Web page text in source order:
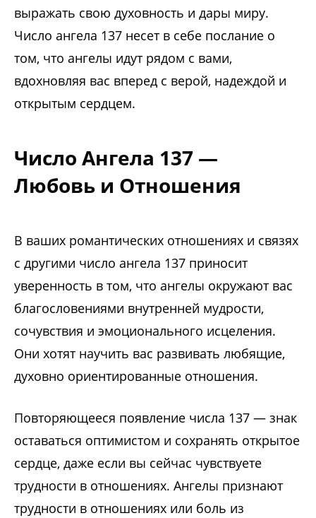
выражать свою духовность и дары миру.
Число ангела 137 несет в себе послание о
том, что ангелы идут рядом с вами,
вдохновляя вас вперед с верой, надеждой и
открытым сердцем.
Число Ангела 137 —
Любовь и Отношения
В ваших романтических отношениях и связях
с другими число ангела 137 приносит
уверенность в том, что ангелы окружают вас
благословениями внутренней мудрости,
сочувствия и эмоционального исцеления.
Они хотят научить вас развивать любящие,
духовно ориентированные отношения.
Повторяющееся появление числа 137 — знак
оставаться оптимистом и сохранять открытое
сердце, даже если вы сейчас чувствуете
трудности в отношениях. Ангелы признают
трудности в отношениях или боль из